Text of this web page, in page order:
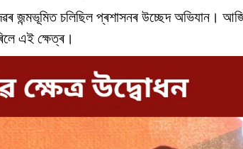
চলিছিল প্ৰশাসনৰ উচ্ছেদ অভিযান।
এই ক্ষেত্ৰ।